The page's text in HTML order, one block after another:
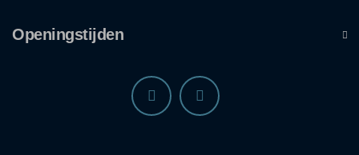
Openingstijden